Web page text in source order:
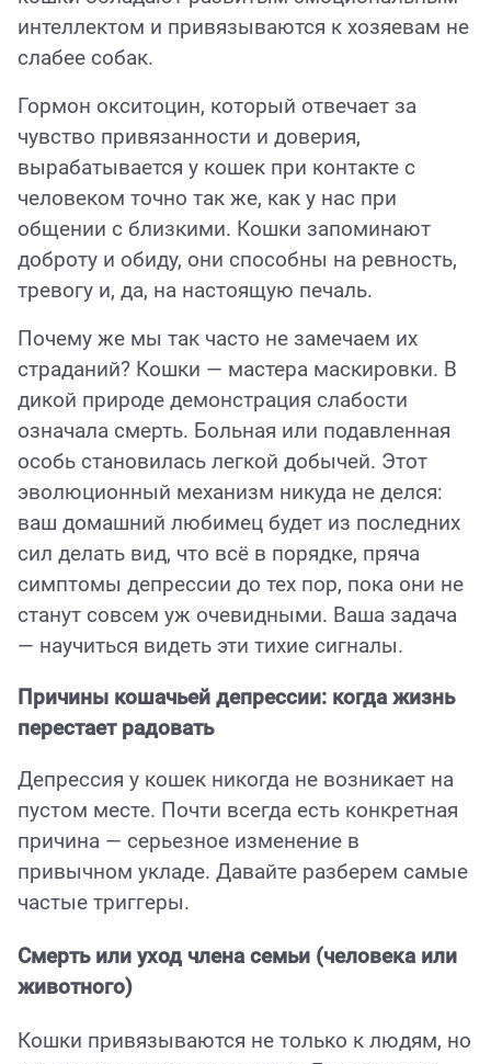
интеллектом и привязываются к хозяевам не
слабее собак.
Гормон окситоцин, который отвечает за
чувство привязанности и доверия,
вырабатывается у кошек при контакте с
человеком точно так же, как у нас при
общении с близкими. Кошки запоминают
доброту и обиду, они способны на ревность,
тревогу и, да, на настоящую печаль.
Почему же мы так часто не замечаем их
страданий? Кошки — мастера маскировки. В
дикой природе демонстрация слабости
означала смерть. Больная или подавленная
особь становилась легкой добычей. Этот
эволюционный механизм никуда не делся:
ваш домашний любимец будет из последних
сил делать вид, что всё в порядке, пряча
симптомы депрессии до тех пор, пока они не
станут совсем уж очевидными. Ваша задача
— научиться видеть эти тихие сигналы.
Причины кошачьей депрессии: когда жизнь
перестает радовать
Депрессия у кошек никогда не возникает на
пустом месте. Почти всегда есть конкретная
причина — серьезное изменение в
привычном укладе. Давайте разберем самые
частые триггеры.
Смерть или уход члена семьи (человека или
животного)
Кошки привязываются не только к людям, но